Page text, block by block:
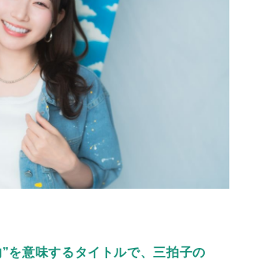
を意味するタイトルで、三拍子の